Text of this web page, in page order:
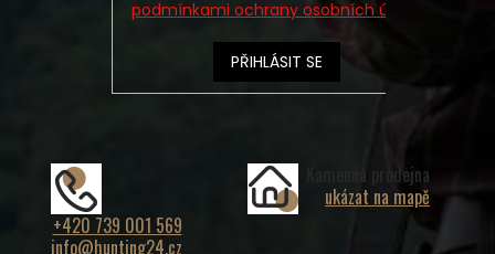
podmínkami ochrany osobních údajů
PŘIHLÁSIT SE
+420 739 001 569
info@hunting24.cz
Kamenná prodejna
ukázat na mapě